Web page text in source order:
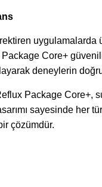
uygulamalarda
Core+
deneylerin
Package Core+,
sayesinde her
çözümdür.